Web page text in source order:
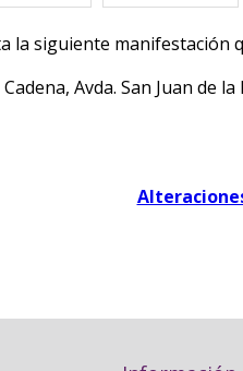
la siguiente manifestación
Avda. San Juan de